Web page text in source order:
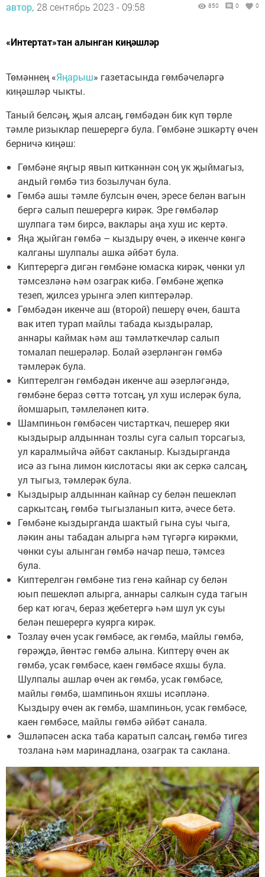
автор, 28 сентябрь 2023 - 09:58 850 0 0
«Интертат»тан алынган киңәшләр
Төмәннең «Яңарыш» газетасында гөмбәчеләргә
киңәшләр чыкты.
Таный белсәң, җыя алсаң, гөмбәдән бик күп төрле
тәмле ризыклар пешерергә була. Гөмбәне эшкәртү өчен
берничә киңәш:
Гөмбәне яңгыр явып киткәннән соң ук җыймагыз,
андый гөмбә тиз бозылучан була.
Гөмбә ашы тәмле булсын өчен, эресе белән вагын
бергә салып пешерергә кирәк. Эре гөмбәләр
шулпага тәм бирсә, ваклары аңа хуш ис кертә.
Яңа җыйган гөмбә – кыздыру өчен, ә икенче көнгә
калганы шулпалы ашка әйбәт була.
Киптерергә дигән гөмбәне юмаска кирәк, чөнки ул
тәмсезләнә һәм озаграк кибә. Гөмбәне җепкә
тезеп, җилсез урынга элеп киптерәләр.
Гөмбәдән икенче аш (второй) пешерү өчен, башта
вак итеп турап майлы табада кыздыралар,
аннары каймак һәм аш тәмләткечләр салып
томалап пешерәләр. Болай әзерләнгән гөмбә
тәмлерәк була.
Киптерелгән гөмбәдән икенче аш әзерләгәндә,
гөмбәне бераз сөттә тотсаң, ул хуш ислерәк була,
йомшарып, тәмлеләнеп китә.
Шампиньон гөмбәсен чистарткач, пешерер яки
кыздырыр алдыннан тозлы суга салып торсагыз,
ул каралмыйча әйбәт сакланыр. Кыздырганда
исә аз гына лимон кислотасы яки ак серкә салсаң,
ул тыгыз, тәмлерәк була.
Кыздырыр алдыннан кайнар су белән пешекләп
саркытсаң, гөмбә тыгызланып китә, әчесе бетә.
Гөмбәне кыздырганда шактый гына суы чыга,
ләкин аны табадан алырга һәм түгәргә кирәкми,
чөнки суы алынган гөмбә начар пешә, тәмсез
була.
Киптерелгән гөмбәне тиз генә кайнар су белән
юып пешекләп алырга, аннары салкын суда тагын
бер кат югач, бераз җебетергә һәм шул ук суы
белән пешерергә куярга кирәк.
Тозлау өчен усак гөмбәсе, ак гөмбә, майлы гөмбә,
гөрәҗдә, йөнтәс гөмбә алына. Киптерү өчен ак
гөмбә, усак гөмбәсе, каен гөмбәсе яхшы була.
Шулпалы ашлар өчен ак гөмбә, усак гөмбәсе,
майлы гөмбә, шампиньон яхшы исәпләнә.
Кыздыру өчен ак гөмбә, шампиньон, усак гөмбәсе,
каен гөмбәсе, майлы гөмбә әйбәт санала.
Эшләпәсен аска таба каратып салсаң, гөмбә тигез
тозлана һәм маринадлана, озаграк та саклана.